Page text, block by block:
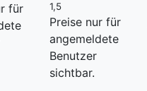
für
1,5
Preise nur für
angemeldete
Benutzer
sichtbar.